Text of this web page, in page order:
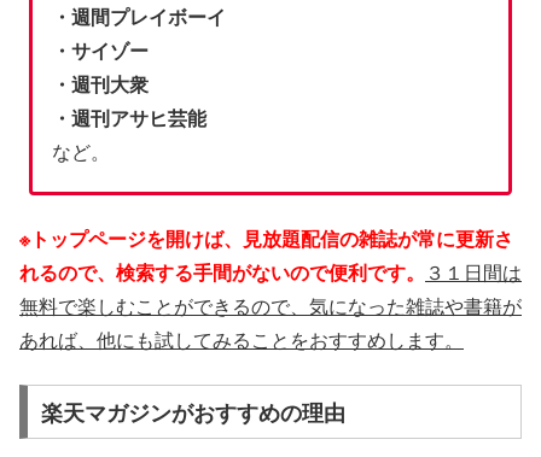
・週間プレイボーイ
・サイゾー
・週刊大衆
・週刊アサヒ芸能
など。
※トップページを開けば、見放題配信の雑誌が常に更新さ
れるので、検索する手間がないので便利です。
３１日間は
無料で楽しむことができるので、気になった雑誌や書籍が
あれば、他にも試してみることをおすすめします。
楽天マガジンがおすすめの理由